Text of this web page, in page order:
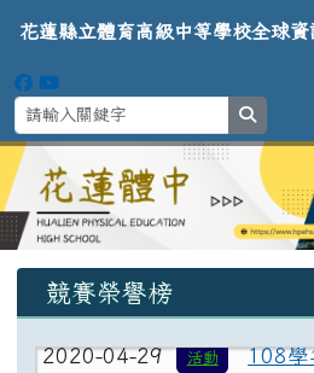
花蓮縣立體育高級
導覽列
花蓮縣立體育高級中等學校全球資
上中區域內容
競賽榮譽榜
2024-04-09
112年度足球
2024-04-09
112年度舉重
2024-04-09
獲6金6銀4銅!
2020-04-29 活動
108學
頁尾區域